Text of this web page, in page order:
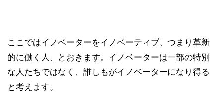
ここではイノベーターをイノベーティブ、つまり革新
的に働く人、とおきます。イノベーターは一部の特別
な人たちではなく、誰しもがイノベーターになり得る
と考えます。